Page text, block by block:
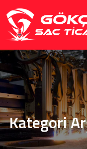
Kategori